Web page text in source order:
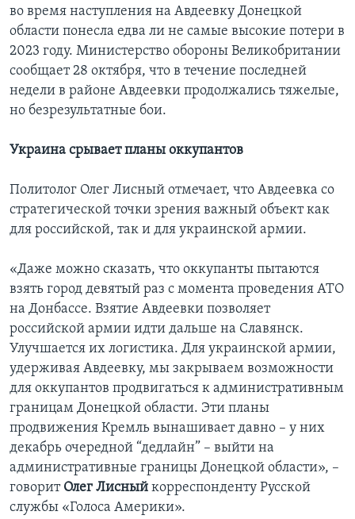
во время наступления на Авдеевку Донецкой
области понесла едва ли не самые высокие потери в
2023 году. Министерство обороны Великобритании
сообщает 28 октября, что в течение последней
недели в районе Авдеевки продолжались тяжелые,
но безрезультатные бои.
Украина срывает планы оккупантов
Политолог Олег Лисный отмечает, что Авдеевка со
стратегической точки зрения важный объект как
для российской, так и для украинской армии.
«Даже можно сказать, что оккупанты пытаются
взять город девятый раз с момента проведения АТО
на Донбассе. Взятие Авдеевки позволяет
российской армии идти дальше на Славянск.
Улучшается их логистика. Для украинской армии,
удерживая Авдеевку, мы закрываем возможности
для оккупантов продвигаться к административным
границам Донецкой области. Эти планы
продвижения Кремль вынашивает давно – у них
декабрь очередной “дедлайн” – выйти на
административные границы Донецкой области», –
говорит Олег Лисный корреспонденту Русской
службы «Голоса Америки».